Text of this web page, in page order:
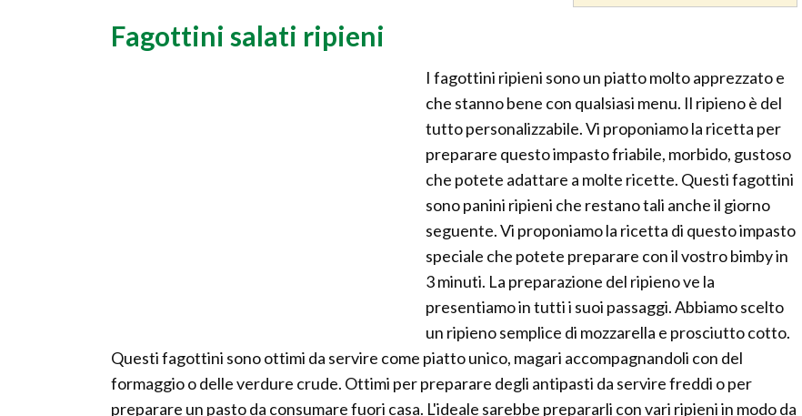
Fagottini salati ripieni
I fagottini ripieni sono un piatto molto apprezzato e
che stanno bene con qualsiasi menu. Il ripieno è del
tutto personalizzabile. Vi proponiamo la ricetta per
preparare questo impasto friabile, morbido, gustoso
che potete adattare a molte ricette. Questi fagottini
sono panini ripieni che restano tali anche il giorno
seguente. Vi proponiamo la ricetta di questo impasto
speciale che potete preparare con il vostro bimby in
3 minuti. La preparazione del ripieno ve la
presentiamo in tutti i suoi passaggi. Abbiamo scelto
un ripieno semplice di mozzarella e prosciutto cotto.
Questi fagottini sono ottimi da servire come piatto unico, magari accompagnandoli con del
formaggio o delle verdure crude. Ottimi per preparare degli antipasti da servire freddi o per
preparare un pasto da consumare fuori casa. L'ideale sarebbe prepararli con vari ripieni in modo da